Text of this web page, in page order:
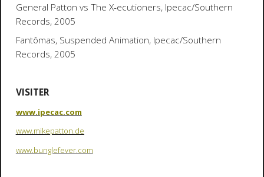
General Patton vs The X-ecutioners, Ipecac/Southern
Records, 2005
Fantômas, Suspended Animation, Ipecac/Southern
Records, 2005
VISITER
www.ipecac.com
www.mikepatton.de
www.bunglefever.com